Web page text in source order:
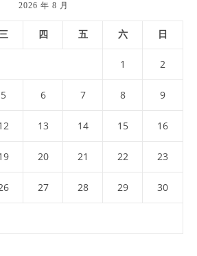
2026 年 8 月
四 五 六 日
1 2
5 6 7 8 9
13 14 15 16
20 21 22 23
27 28 29 30